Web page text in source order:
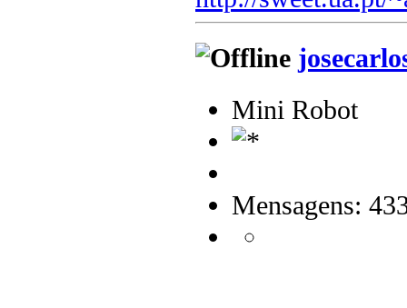
Mini Robot
Mensagens: